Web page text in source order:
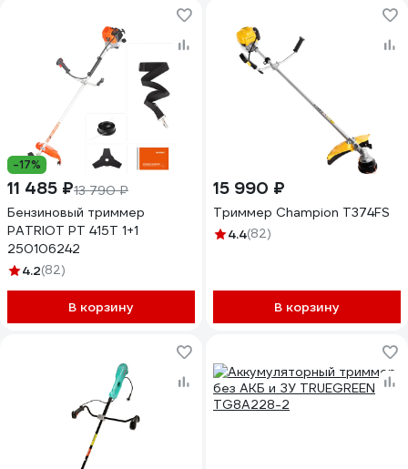
-17%
11 485 ₽13 790 ₽
Бензиновый триммер
PATRIOT PT 415T 1+1
250106242
4.2(82)
В корзину
15 990 ₽
Триммер Champion Т374FS
4.4(82)
В корзину